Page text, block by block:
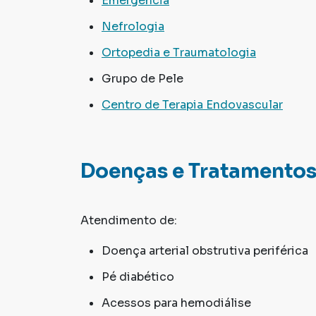
Nefrologia
Ortopedia e Traumatologia
Grupo de Pele
Centro de Terapia Endovascular
Doenças e Tratamentos
Atendimento de:
Doença arterial obstrutiva periférica
Pé diabético
Acessos para hemodiálise